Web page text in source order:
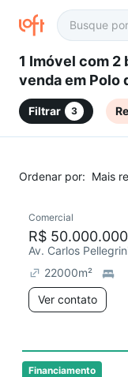
1 Imóvel com 2
venda em Polo
Tecnologia de
I, Campinas, SP
Filtrar 3
Ordenar por: Mais
Financiamento
Chegou este mês
Comercial
R$ 50.000.000
22000m²
Ver contato